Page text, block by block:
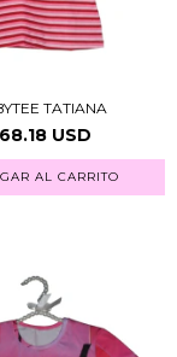
TATIANA
USD
AL CARRITO